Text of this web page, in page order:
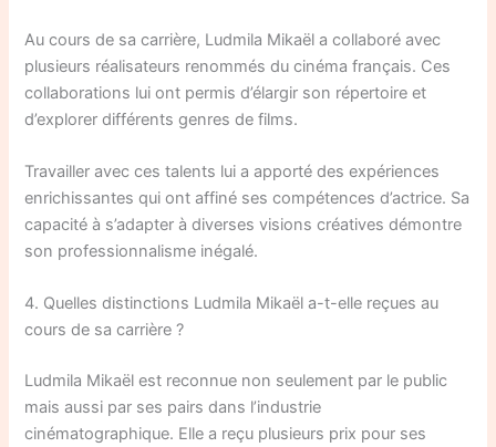
Au cours de sa carrière, Ludmila Mikaël a collaboré avec
plusieurs réalisateurs renommés du cinéma français. Ces
collaborations lui ont permis d’élargir son répertoire et
d’explorer différents genres de films.
Travailler avec ces talents lui a apporté des expériences
enrichissantes qui ont affiné ses compétences d’actrice. Sa
capacité à s’adapter à diverses visions créatives démontre
son professionnalisme inégalé.
4. Quelles distinctions Ludmila Mikaël a-t-elle reçues au
cours de sa carrière ?
Ludmila Mikaël est reconnue non seulement par le public
mais aussi par ses pairs dans l’industrie
cinématographique. Elle a reçu plusieurs prix pour ses